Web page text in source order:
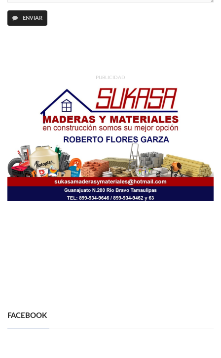
ENVIAR
PUBLICIDAD
FACEBOOK